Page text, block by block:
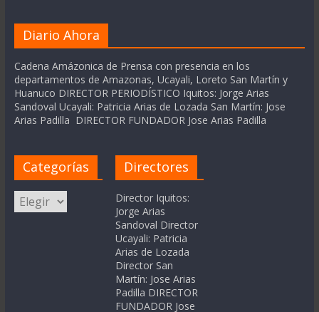
Diario Ahora
Cadena Amázonica de Prensa con presencia en los
departamentos de Amazonas, Ucayali, Loreto San Martín y
Huanuco DIRECTOR PERIODÍSTICO Iquitos: Jorge Arias
Sandoval Ucayali: Patricia Arias de Lozada San Martín: Jose
Arias Padilla DIRECTOR FUNDADOR Jose Arias Padilla
Categorías
Categorías
Directores
Director Iquitos:
Jorge Arias
Sandoval Director
Ucayali: Patricia
Arias de Lozada
Director San
Martín: Jose Arias
Padilla DIRECTOR
FUNDADOR Jose